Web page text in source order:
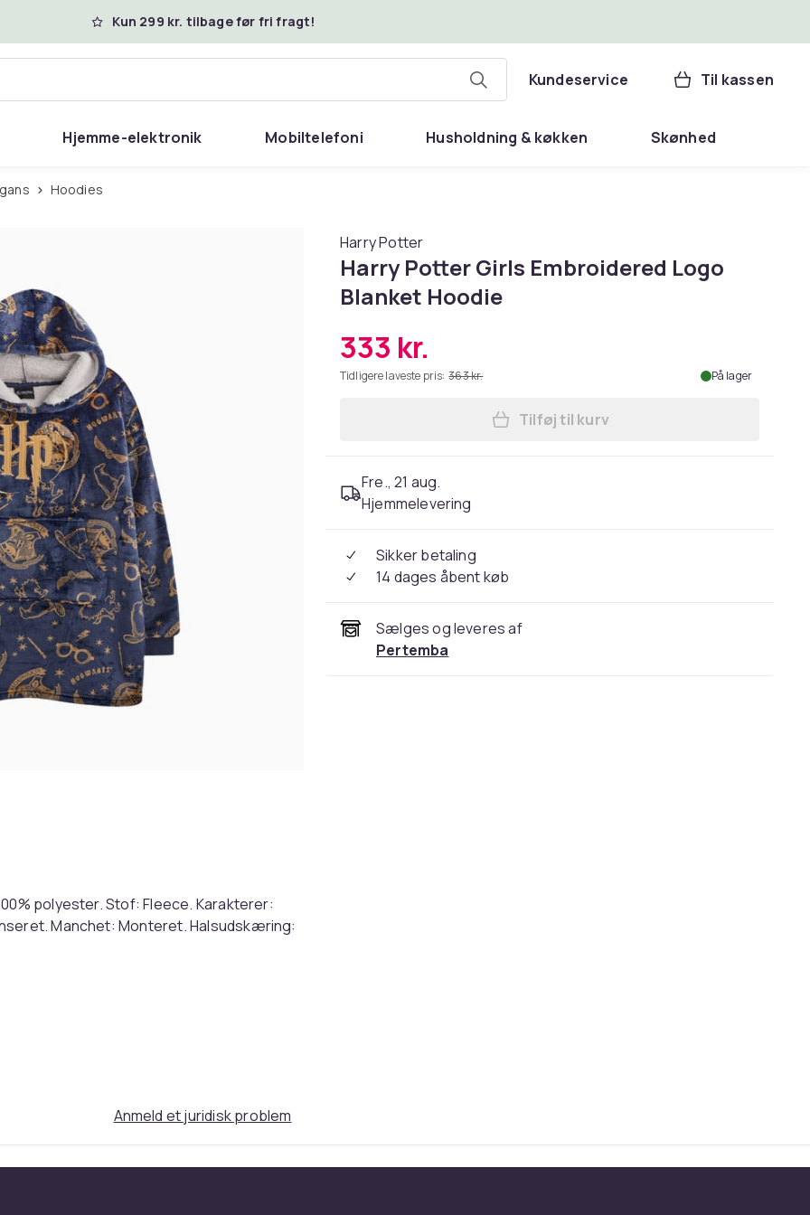
Kun 299 kr. tilbage før fri fragt!
Kundeservice Til kassen
Hjemme-elektronik Mobiltelefoni Husholdning & køkken Skønhed
Hoodies
polyester. Stof: Fleece. Karakterer:
Manchet: Monteret. Halsudskæring:
Einheitsgröße (EU)
Harry Potter
Harry Potter Girls Embroidered Logo
Blanket Hoodie
333 kr.
Tidligere laveste pris: 363 kr. På lager
Læg Harry Potter Girls
Tilføj til kurv
Fre., 21 aug.
Hjemmelevering
Sikker betaling
14 dages åbent køb
Sælges og leveres af
Pertemba
Anmeld et juridisk problem